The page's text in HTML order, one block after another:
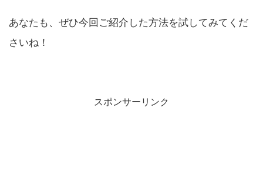
あなたも、ぜひ今回ご紹介した方法を試してみてくだ
さいね！
スポンサーリンク